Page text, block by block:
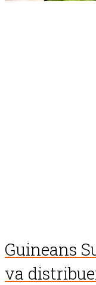
Guineans
va